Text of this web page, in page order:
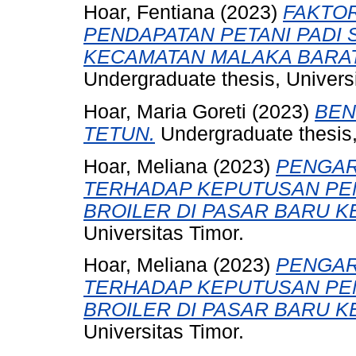
Hoar, Fentiana (2023)
PENDAPATAN PETANI PADI
KECAMATAN MALAKA
Undergraduate thesis,
Hoar, Maria Goreti (2023)
TETUN. Undergraduate
Hoar, Meliana (2023)
TERHADAP KEPUTUSAN
BROILER DI PASAR BARU
Universitas Timor.
Hoar, Meliana (2023)
TERHADAP KEPUTUSAN
BROILER DI PASAR BARU
Universitas Timor.